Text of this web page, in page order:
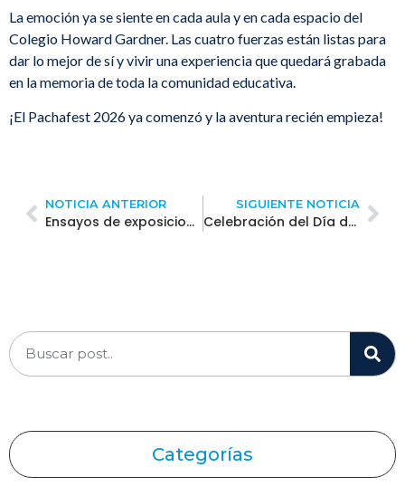
La emoción ya se siente en cada aula y en cada espacio del
Colegio Howard Gardner. Las cuatro fuerzas están listas para
dar lo mejor de sí y vivir una experiencia que quedará grabada
en la memoria de toda la comunidad educativa.
¡El Pachafest 2026 ya comenzó y la aventura recién empieza!
NOTICIA ANTERIOR
Ensayos de exposiciones: estudiantes se preparan para brillar en el Pachafest 2026
SIGUIENTE NOTICIA
Celebración del Día del Maestro: un homenaje a quienes inspiran cada aprendizaje
Categorías